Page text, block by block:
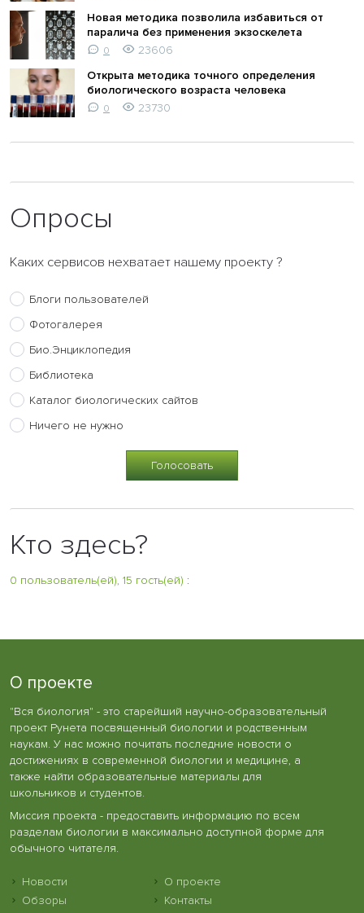
Новая методика позволила избавиться от
паралича без применения экзоскелета
0
23606
Открыта методика точного определения
биологического возраста человека
0 23730
Опросы
Каких сервисов нехватает нашему проекту ?
Блоги пользователей
Фотогалерея
Био.Энциклопедия
Библиотека
Каталог биологических сайтов
Ничего не нужно
Кто здесь?
0 пользователь(ей), 15 гость(ей) :
О проекте
"Вся биология" - это старейший научно-образовательный
проект Рунета посвященный биологии и родственным
наукам. У нас можно почитать последние новости о
достижениях в современной биологии и медицине, а
также найти образовательные материалы для
школьников и студентов.
Миссия проекта - предоставить информацию по всем
разделам биологии в максимально доступной форме для
обычного читателя.
Новости
Обзоры
О проекте
Контакты